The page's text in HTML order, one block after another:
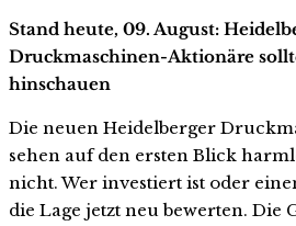
Stand heute, 09. August:
Druckmaschinen-Aktionäre
hinschauen
Die neuen Heidelberger
sehen auf den ersten Blick
nicht. Wer investiert ist oder
die Lage jetzt neu bewerten. Die